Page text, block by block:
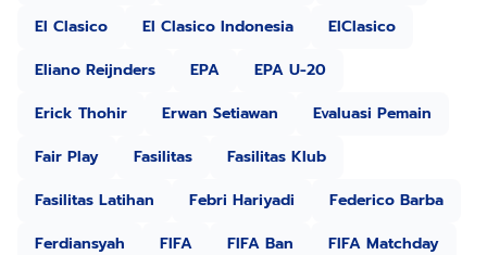
El Clasico
El Clasico Indonesia
ElClasico
Eliano Reijnders
EPA
EPA U-20
Erick Thohir
Erwan Setiawan
Evaluasi Pemain
Fair Play
Fasilitas
Fasilitas Klub
Fasilitas Latihan
Febri Hariyadi
Federico Barba
Ferdiansyah
FIFA FIFA Ban
FIFA Matchday